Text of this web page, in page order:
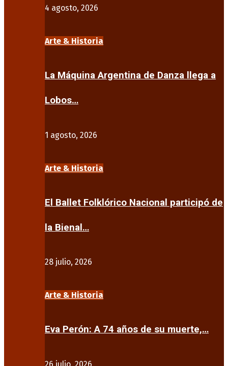
4 agosto, 2026
Arte & Historia
La Máquina Argentina de Danza llega a
Lobos…
1 agosto, 2026
Arte & Historia
El Ballet Folklórico Nacional participó de
la Bienal…
28 julio, 2026
Arte & Historia
Eva Perón: A 74 años de su muerte,…
26 julio, 2026